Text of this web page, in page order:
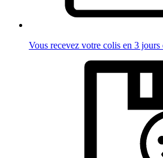
Vous recevez votre colis en 3 jours